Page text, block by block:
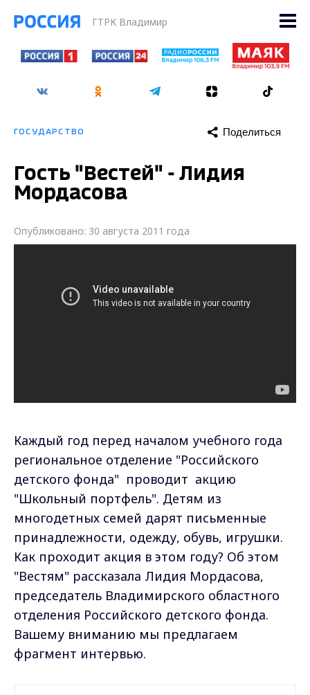
ГТРК Владимир
ГОСУДАРСТВО Поделиться
Гость "Вестей" - Лидия
Мордасова
Опубликовано: 30 августа 2011 года
Каждый год перед началом учебного года
региональное отделение "Российского
детского фонда" проводит акцию
"Школьный портфель". Детям из
многодетных семей дарят письменные
принадлежности, одежду, обувь, игрушки.
Как проходит акция в этом году? Об этом
"Вестям" рассказала Лидия Мордасова,
председатель Владимирского областного
отделения Российского детского фонда.
Вашему вниманию мы предлагаем
фрагмент интервью.